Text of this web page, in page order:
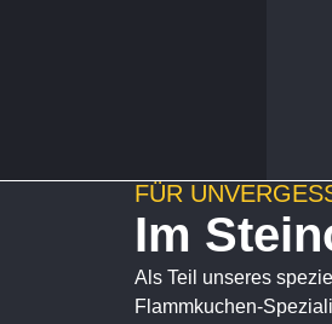
FÜR
Im
Als Teil unseres
Flammkuchen-